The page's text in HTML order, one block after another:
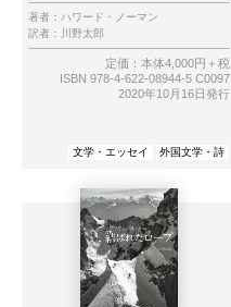
著者： ハワード・ノーマン
訳者：
川野太郎
定価：本体4,000円＋税
ISBN 978-4-622-08944-5 C0097
2020年10月16日発行
文学・エッセイ 外国文学・詩